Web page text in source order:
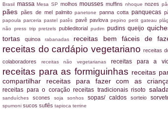
Brasil massaMesa SP molhosmoussesmuffins nhoquenozes
pães pães de mel palmitopanetonepanna cottapanquecas
papoulaparceriapastelpatês pavê pavlova pepino petit gateau
não press trippretzels publieditorial pudim pudinsqueijo
tortasquinoarabanadas receitas bem fáceis de
receitas do cardápio vegetarianoreceitas
colaboradores receitas não vegetarianas receitas para a
receitas para as formiguinhas receitas
compartilhar receitas para fazer com as
receitas para o coraçãoreceitas tradicionaisrisoto
sanduíches scones soja sonhos sopas/ caldos sorteio
spumoni sucos suflês tapioca terrine